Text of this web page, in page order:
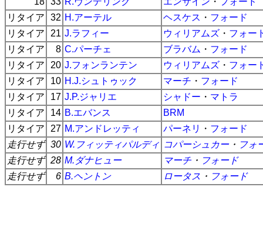
リタイア
32 H.アーテル ヘスケス ・ フォード
リタイア
21 J.ラフィー ウィリアムズ ・ フォー
リタイア
8 C.パーチェ ブラバム ・ フォード
リタイア
20 J.フォンランテン ウィリアムズ ・ フォー
リタイア
10 H.J.シュトゥック マーチ ・ フォード
リタイア
17 J.P.ジャリエ シャドー ・ マトラ
リタイア
14 B.エバンス
BRM
リタイア
27 M.アンドレッティ パーネリ ・ フォード
走行せず 30 W.フィッティパルディ コパーシュカー・ フォ
走行せず 28 M.ダナヒュー マーチ ・ フォード
走行せず
6 B.ヘントン ロータス ・ フォード